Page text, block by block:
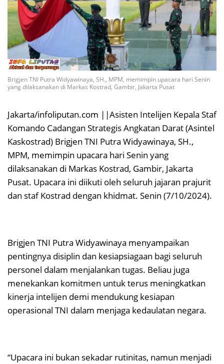
Brigjen TNI Putra Widyawinaya, SH., MPM, memimpin upacara hari Senin
yang dilaksanakan di Markas Kostrad, Gambir, Jakarta Pusat
Jakarta/infoliputan.com ||Asisten Intelijen Kepala Staf
Komando Cadangan Strategis Angkatan Darat (Asintel
Kaskostrad) Brigjen TNI Putra Widyawinaya, SH.,
MPM, memimpin upacara hari Senin yang
dilaksanakan di Markas Kostrad, Gambir, Jakarta
Pusat. Upacara ini diikuti oleh seluruh jajaran prajurit
dan staf Kostrad dengan khidmat. Senin (7/10/2024).
Brigjen TNI Putra Widyawinaya menyampaikan
pentingnya disiplin dan kesiapsiagaan bagi seluruh
personel dalam menjalankan tugas. Beliau juga
menekankan komitmen untuk terus meningkatkan
kinerja intelijen demi mendukung kesiapan
operasional TNI dalam menjaga kedaulatan negara.
“Upacara ini bukan sekadar rutinitas, namun menjadi